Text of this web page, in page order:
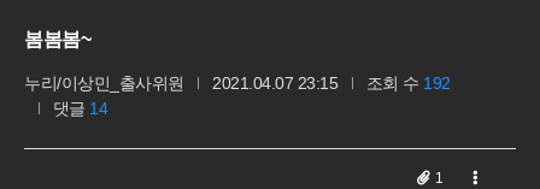
봄봄봄~
누리/이상민_출사위원 2021.04.07 23:15 조회 수 192
댓글 14
1